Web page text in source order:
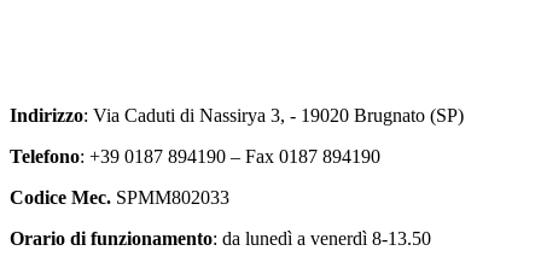
Indirizzo: Via Caduti di Nassirya 3, - 19020 Brugnato (SP)
Telefono: +39 0187 894190 – Fax 0187 894190
Codice Mec. SPMM802033
Orario di funzionamento: da lunedì a venerdì 8-13.50